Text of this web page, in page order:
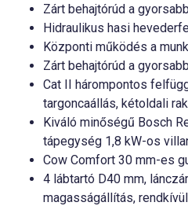
Zárt behajtórúd a
Hidraulikus hasi
Központi működés a
Zárt behajtórúd a
Cat II hárompontos
targoncaállás, kétoldali
Kiváló minőségű Bosch
tápegység 1,8 kW-os
Cow Comfort 30 mm-es
4 lábtartó D40 mm,
magasságállítás,